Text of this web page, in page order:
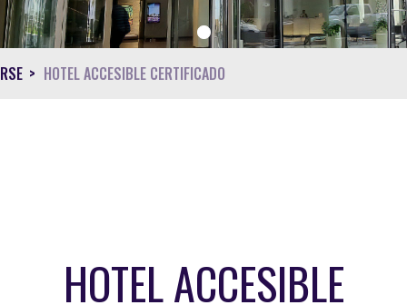
1
RSE HOTEL ACCESIBLE CERTIFICADO
HOTEL ACCESIBLE